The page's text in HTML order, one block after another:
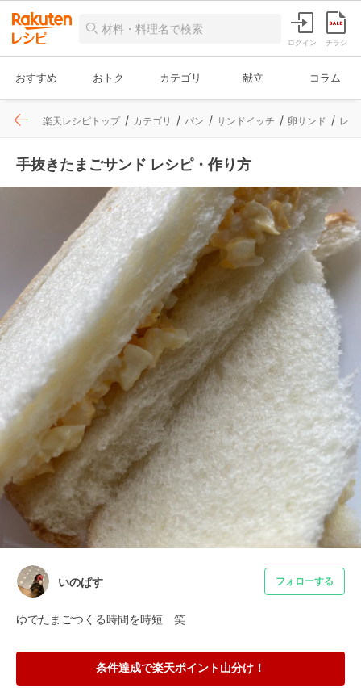
ログイン チラシ
おすすめ おトク カテゴリ 献立 コラム
楽天レシピトップ カテゴリ パン サンドイッチ 卵サンド レ
手抜きたまごサンド レシピ・作り方
いのぱす フォローする
ゆでたまごつくる時間を時短　笑
条件達成で楽天ポイント山分け！